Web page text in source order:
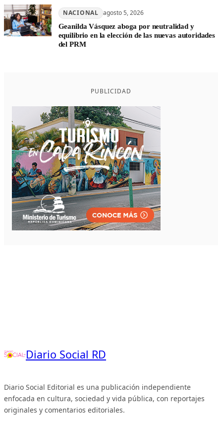
NACIONAL agosto 5, 2026
Geanilda Vásquez aboga por neutralidad y
equilibrio en la elección de las nuevas autoridades
del PRM
PUBLICIDAD
Diario Social RD
Diario Social Editorial es una publicación independiente
enfocada en cultura, sociedad y vida pública, con reportajes
originales y comentarios editoriales.